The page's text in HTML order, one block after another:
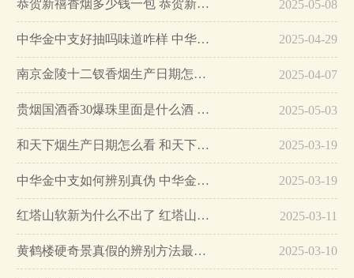
恭贺新禧香烟多少钱一包 恭贺新禧香烟价格表和图片… 2025-05-08
中华金中支好抽吗味道咋样 中华金中支口感特点介绍… 2025-04-29
南京金陵十二钗香烟生产日期怎么看 南京金陵十二钗香烟保质期… 2025-04-07
贵烟国酒香30爆珠里面是什么酒 贵烟国酒香30怎么辨别真假… 2025-05-03
和天下烟生产日期怎么看 和天下烟真假辨别方法六个方面… 2025-03-19
中华金中支如何辨别真伪 中华金中支真假烟鉴别方法… 2025-03-19
红塔山软新为什么不出了 红塔山软新烟停售原因详解… 2025-03-11
黄鹤楼硬奇景真假的辨别方法最简单版… 2025-03-10